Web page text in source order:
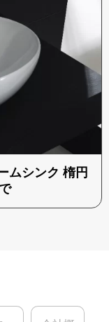
ムシンク 楕円
会